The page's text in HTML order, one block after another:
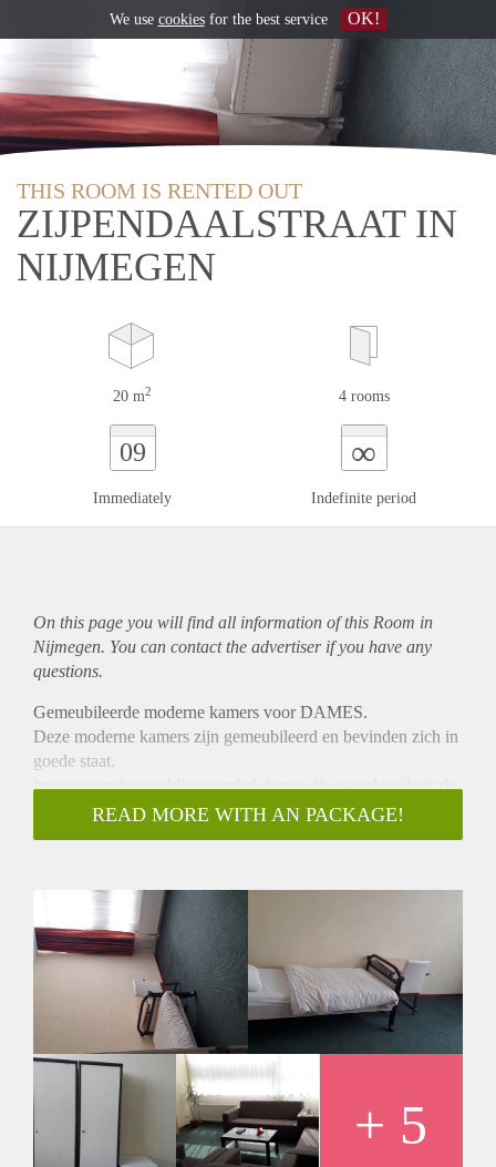
THIS ROOM IS RENTED OUT
ZIJPENDAALSTRAAT IN
NIJMEGEN
20 m2 4 rooms
09
Immediately
∞
Indefinite period
On this page you will find all information of this Room in
Nijmegen. You can contact the advertiser if you have any
questions.
Gemeubileerde moderne kamers voor DAMES.
Deze moderne kamers zijn gemeubileerd en bevinden zich in
goede staat.
In ons complex verblijven enkel dames die zowel student als
werkende zijn.
Bij ons in het gebouw hangt er een gezellige sfeer en
- 4 keukens met nieuwe apparatuur;
- 7 toiletten;
- 5 douches;
- woonkamer met televisie met 100 kanalen;
- supersnel internet 500 Mb snelheid;
De Universiteit en de Han zijn op 10 minuten fietsafstand.
Het centrum is op 15 minuten fietsafstand. Voor de deur
bevindt zich een bushalte. Een ideale locatie dus!
Je bent van harte welkom voor een vrijblijvende bezichtiging.
De koffie staat warm voor je klaar!
READ MORE WITH AN PACKAGE!
+ 5
We use cookiesfor the best service OK!